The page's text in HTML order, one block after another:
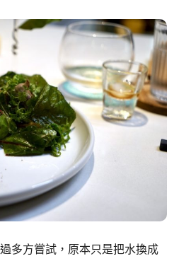
多方嘗試，原本只是把水換成